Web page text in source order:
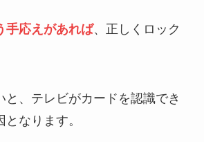
手応えがあれば、正しくロック
と、テレビがカードを認識でき
なります。